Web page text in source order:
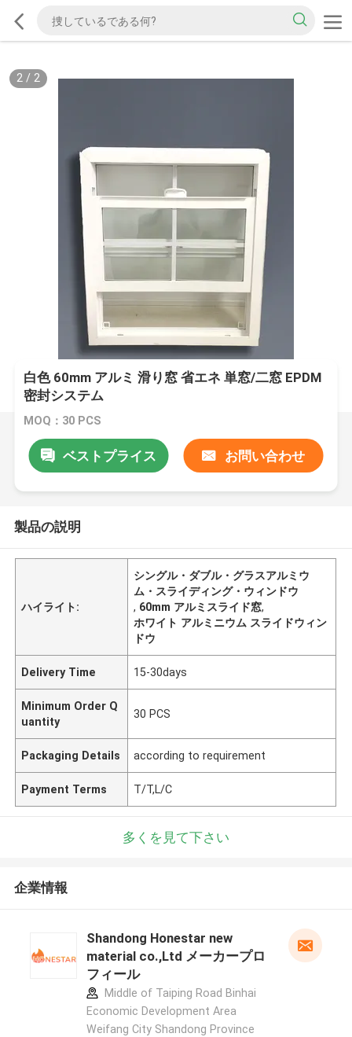
2/ 2
白色 60mm アルミ 滑り窓 省エネ 単窓/二窓 EPDM
密封システム
MOQ：30 PCS
ベストプライス お問い合わせ
製品の説明
ハイライト:
シングル・ダブル・グラスアルミウ
ム・スライディング・ウィンドウ
, 60mm アルミスライド窓,
ホワイト アルミニウム スライドウィン
ドウ
Delivery Time 15-30days
Minimum Order Q
uantity
30 PCS
Packaging Details according to requirement
Payment Terms T/T,L/C
多くを見て下さい
企業情報
Shandong Honestar new
material co.,Ltd メーカープロ
フィール
Middle of Taiping Road Binhai
Economic Development Area
Weifang City Shandong Province